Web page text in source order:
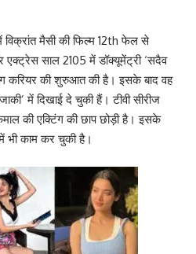
मैसी की फिल्म 12th फेल से
एक्ट्रेस साल 2105 में डॉक्यूमेंट्री ‘सदैव
करियर की शुरुआत की है। इसके बाद वह
में दिखाई दे चुकी हैं। टीवी सीरीज
की एक्टिंग की छाप छोड़ी है। इसके
भी काम कर चुकी है।